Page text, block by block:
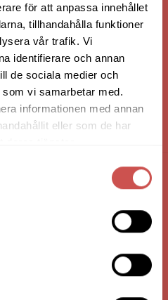
för att anpassa innehållet
tillhandahålla funktioner
vår trafik. Vi
identifierare och annan
de sociala medier och
vi samarbetar med.
informationen med annan
eller som de har
- TELEFON